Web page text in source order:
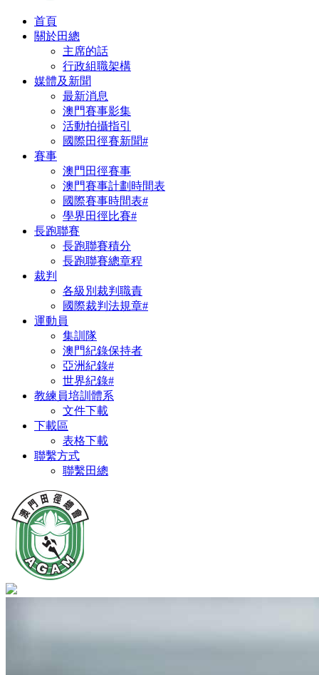
首頁
關於田總
主席的話
行政組職架構
媒體及新聞
最新消息
澳門賽事影集
活動拍攝指引
國際田徑賽新聞#
賽事
澳門田徑賽事
澳門賽事計劃時間表
國際賽事時間表#
學界田徑比賽#
長跑聯賽
長跑聯賽積分
長跑聯賽總章程
裁判
各級別裁判職責
國際裁判法規章#
運動員
集訓隊
澳門紀錄保持者
亞洲紀錄#
世界紀錄#
教練員培訓體系
文件下載
下載區
表格下載
聯繫方式
聯繫田總